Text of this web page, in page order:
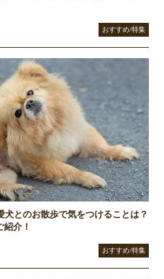
おすすめ/特集
とのお散歩で気をつけることは？
介！
おすすめ/特集